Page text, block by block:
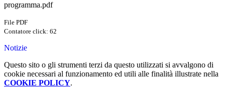
programma.pdf
File PDF
Contatore click: 62
Notizie
Questo sito o gli strumenti terzi da questo utilizzati si avvalgono di
cookie necessari al funzionamento ed utili alle finalità illustrate nella
COOKIE POLICY.